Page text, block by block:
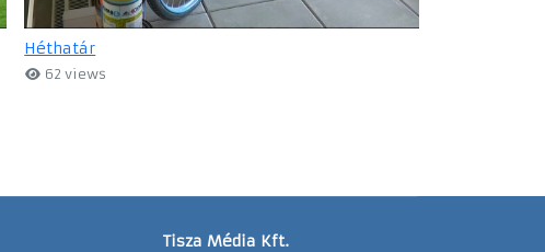
Héthatár
62 views
Tisza Média Kft.